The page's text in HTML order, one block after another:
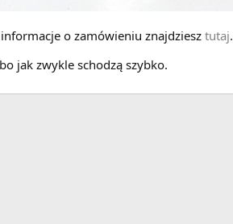
informacje o zamówieniu znajdziesztutaj.
jak zwykle schodzą szybko.